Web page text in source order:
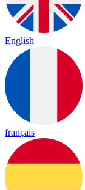
English
français